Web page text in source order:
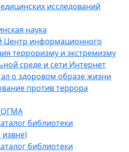
исследований
наука
Центр информационного
терроризму и экстремизму
среде и сети Интернет
о здоровом образе жизни
против террора
библиотеки
библиотеки